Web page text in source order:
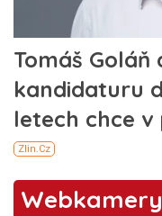
Webkamery